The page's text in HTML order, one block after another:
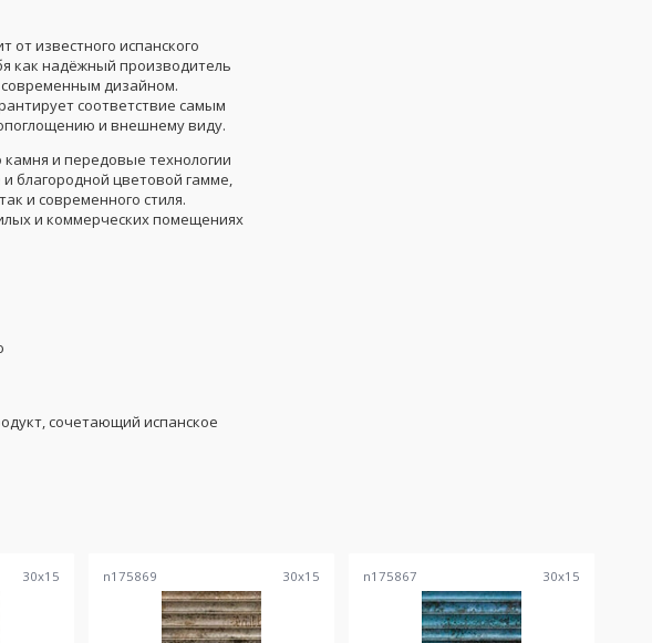
известного испанского
как надёжный производитель
дизайном.
соответствие самым
и внешнему виду.
камня и передовые технологии
благородной цветовой гамме,
и современного стиля.
и коммерческих помещениях
сочетающий испанское
30x15 n175869 30x15 n175867 30x15